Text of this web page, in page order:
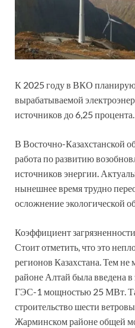
К 2025 году в ВКО
вырабатываемой
источников до 6,25 процента.
В Восточно-Казахстанской
работа по развитию
источников энергии.
нынешнее время трудно
осложнение экологической
Коэффициент
Стоит отметить, что это
регионов Казахстана. Тем
районе Алтай была введена
ГЭС-1 мощностью 25 МВт.
строительство шести
Жарминском районе общей